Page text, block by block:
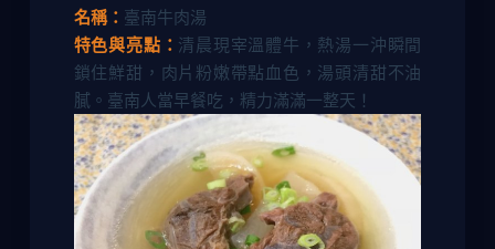
名稱： 臺南牛肉湯
特色與亮點： 清晨現宰溫體牛，熱湯一沖瞬間
鎖住鮮甜，肉片粉嫩帶點血色，湯頭清甜不油
膩。臺南人當早餐吃，精力滿滿一整天！